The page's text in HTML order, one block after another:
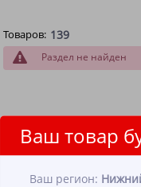
Ваш товар
Ваш регион:
Товаров: 139
Раздел не найден